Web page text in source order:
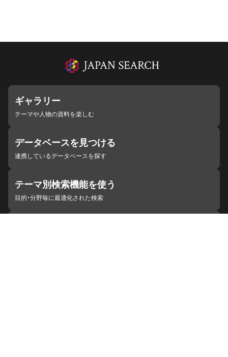
ギャラリー
テーマや人物の資料を楽しむ
データベースを見つける
連携しているデータベースを探す
テーマ別検索機能を使う
目的・分野毎に最適化された検索